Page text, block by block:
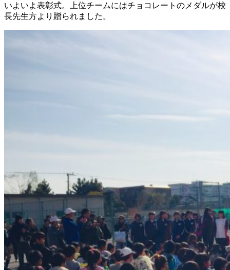
いよいよ表彰式。上位チームにはチョコレートのメダルが校
長先生方より贈られました。